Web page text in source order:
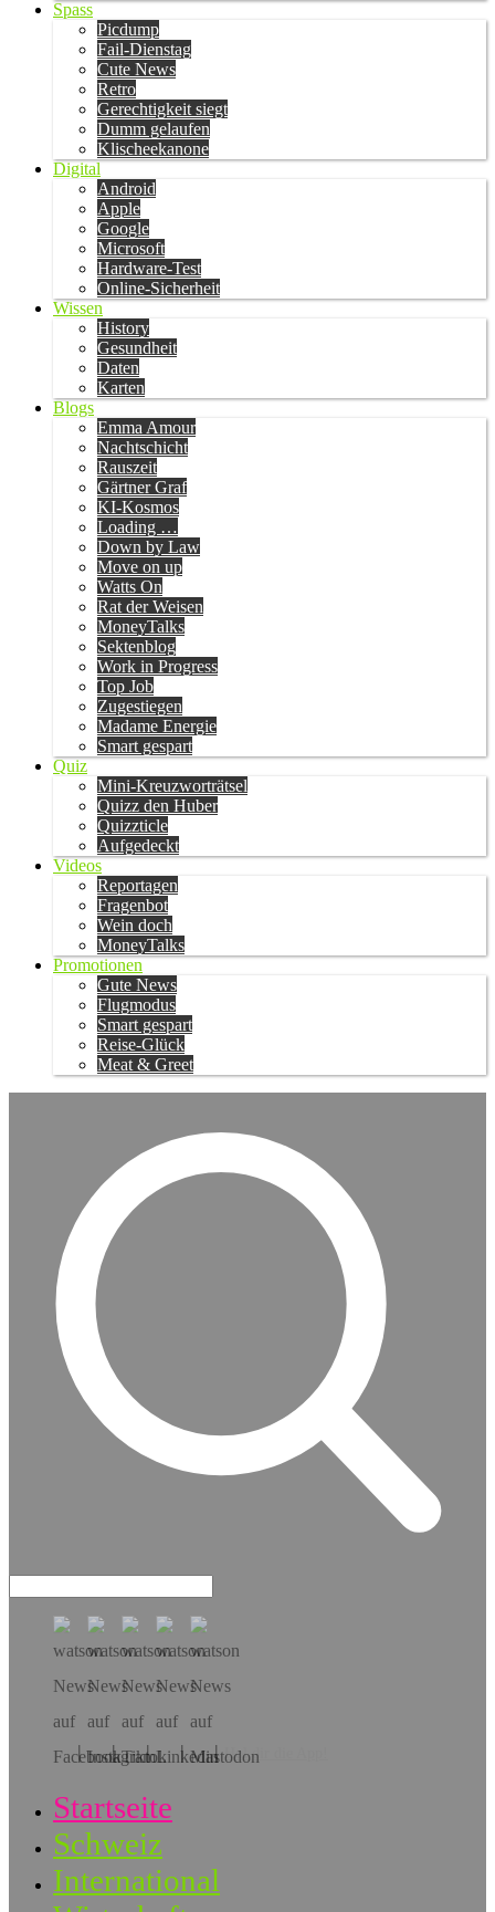
Spass
Picdump
Fail-Dienstag
Cute News
Retro
Gerechtigkeit siegt
Dumm gelaufen
Klischeekanone
Digital
Android
Apple
Google
Microsoft
Hardware-Test
Online-Sicherheit
Wissen
History
Gesundheit
Daten
Karten
Blogs
Emma Amour
Nachtschicht
Rauszeit
Gärtner Graf
KI-Kosmos
Loading …
Down by Law
Move on up
Watts On
Rat der Weisen
MoneyTalks
Sektenblog
Work in Progress
Top Job
Zugestiegen
Madame Energie
Smart gespart
Quiz
Mini-Kreuzworträtsel
Quizz den Huber
Quizzticle
Aufgedeckt
Videos
Reportagen
Fragenbot
Wein doch
MoneyTalks
Promotionen
Gute News
Flugmodus
Smart gespart
Reise-Glück
Meat & Greet
Hol dir die App!
Startseite
Schweiz
International